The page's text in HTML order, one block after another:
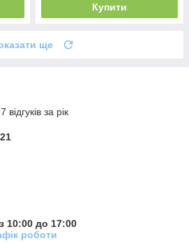
Купити
ще
за рік
10:00 до 17:00
роботи